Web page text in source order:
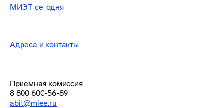
МИЭТ сегодня
Адреса и контакты
Приемная комиссия
8 800 600-56-89
abit@miee.ru